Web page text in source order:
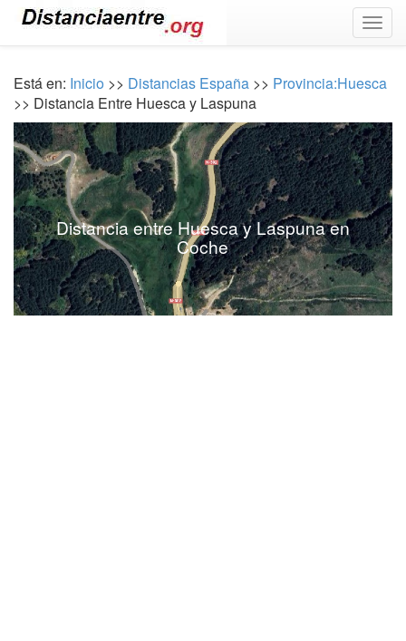
Está en: Inicio >> Distancias España >> Provincia:Huesca
>> Distancia Entre Huesca y Laspuna
Distancia entre Huesca y Laspuna en
Coche